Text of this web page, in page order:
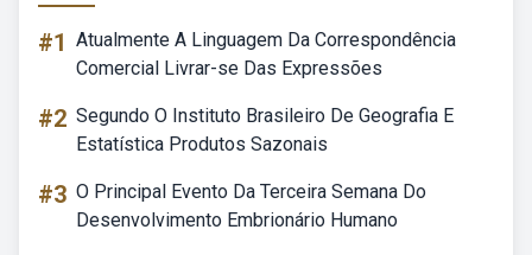
#1 Atualmente A Linguagem Da Correspondência
Comercial Livrar-se Das Expressões
#2 Segundo O Instituto Brasileiro De Geografia E
Estatística Produtos Sazonais
#3 O Principal Evento Da Terceira Semana Do
Desenvolvimento Embrionário Humano